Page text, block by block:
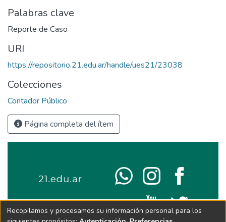
Palabras clave
Reporte de Caso
URI
https://repositorio.21.edu.ar/handle/ues21/23038
Colecciones
Contador Público
Página completa del ítem
Recopilamos y procesamos su información personal para los